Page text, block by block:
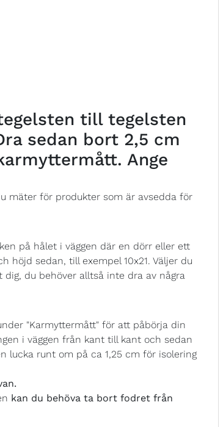
till tegelsten
sedan bort 2,5 cm
Ange
mäter för produkter som är avsedda för
på hålet i väggen där en dörr eller ett
sedan, till exempel 10x21. Väljer du
du behöver alltså inte dra av några
"Karmyttermått" för att påbörja din
i väggen från kant till kant och sedan
lucka runt om på ca 1,25 cm för isolering
kan du behöva ta bort fodret från